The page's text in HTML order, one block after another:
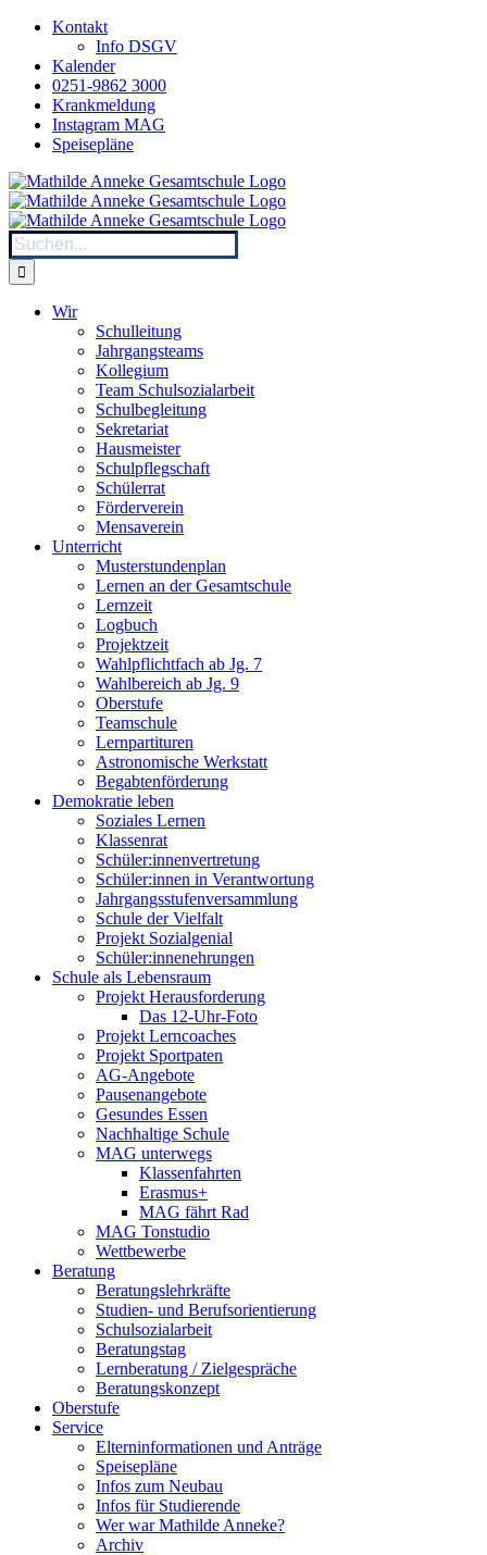
Zum
springen
Kontakt
Info DSGV
Kalender
0251-9862 3000
Krankmeldung
Instagram MAG
Speisepläne
Suche
nach:
Wir
Schulleitung
Jahrgangsteams
Kollegium
Team Schulsozialarbeit
Schulbegleitung
Sekretariat
Hausmeister
Schulpflegschaft
Schülerrat
Förderverein
Mensaverein
Unterricht
Musterstundenplan
Lernen an der Gesamtschule
Lernzeit
Logbuch
Projektzeit
Wahlpflichtfach ab Jg. 7
Wahlbereich ab Jg. 9
Oberstufe
Teamschule
Lernpartituren
Astronomische Werkstatt
Begabtenförderung
Demokratie leben
Soziales Lernen
Klassenrat
Schüler:innenvertretung
Schüler:innen in Verantwortung
Jahrgangsstufenversammlung
Schule der Vielfalt
Projekt Sozialgenial
Schüler:innenehrungen
Schule als Lebensraum
Projekt Herausforderung
Das 12-Uhr-Foto
Projekt Lerncoaches
Projekt Sportpaten
AG-Angebote
Pausenangebote
Gesundes Essen
Nachhaltige Schule
MAG unterwegs
Klassenfahrten
Erasmus+
MAG fährt Rad
MAG Tonstudio
Wettbewerbe
Beratung
Beratungslehrkräfte
Studien- und Berufsorientierung
Schulsozialarbeit
Beratungstag
Lernberatung / Zielgespräche
Beratungskonzept
Oberstufe
Service
Elterninformationen und Anträge
Speisepläne
Infos zum Neubau
Infos für Studierende
Wer war Mathilde Anneke?
Archiv